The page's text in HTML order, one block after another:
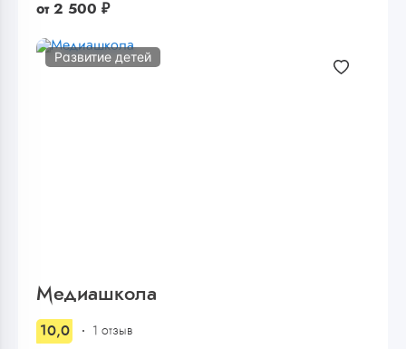
от 2 500 ₽
Развитие детей
Медиашкола
10,0 1 отзыв